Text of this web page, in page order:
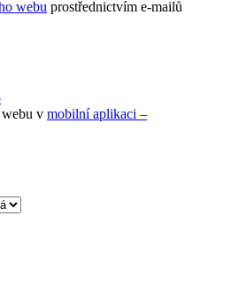
webu prostřednictvím e-mailů
webu v mobilní aplikaci –